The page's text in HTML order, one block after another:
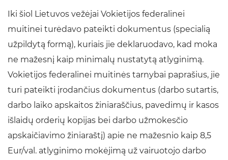
Iki šiol Lietuvos vežėjai Vokietijos federalinei
muitinei turėdavo pateikti dokumentus (specialią
užpildytą formą), kuriais jie deklaruodavo, kad moka
ne mažesnį kaip minimalų nustatytą atlyginimą.
Vokietijos federalinei muitinės tarnybai paprašius, jie
turi pateikti įrodančius dokumentus (darbo sutartis,
darbo laiko apskaitos žiniaraščius, pavedimų ir kasos
išlaidų orderių kopijas bei darbo užmokesčio
apskaičiavimo žiniaraštį) apie ne mažesnio kaip 8,5
Eur/val. atlyginimo mokėjimą už vairuotojo darbo